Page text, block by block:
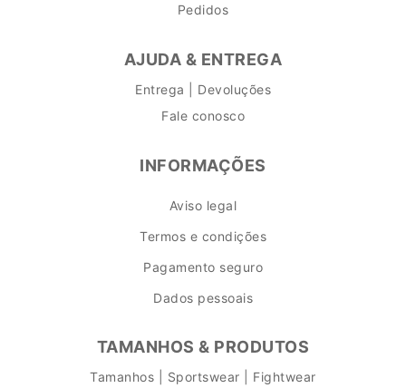
Pedidos
AJUDA & ENTREGA
Entrega | Devoluções
Fale conosco
INFORMAÇÕES
Aviso legal
Termos e condições
Pagamento seguro
Dados pessoais
TAMANHOS & PRODUTOS
Tamanhos | Sportswear | Fightwear